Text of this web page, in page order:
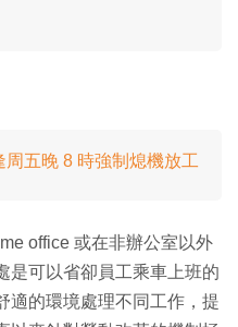
五晚 8 時強制熄機放工
office 或在非辦公室以外
是可以省卻員工乘車上班的
適的環境處理不同工作，提